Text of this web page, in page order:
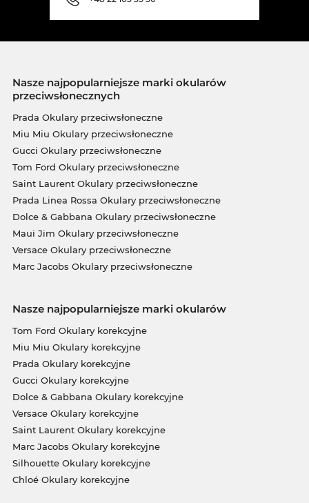
Nasze najpopularniejsze marki okularów
przeciwsłonecznych
Prada Okulary przeciwsłoneczne
Miu Miu Okulary przeciwsłoneczne
Gucci Okulary przeciwsłoneczne
Tom Ford Okulary przeciwsłoneczne
Saint Laurent Okulary przeciwsłoneczne
Prada Linea Rossa Okulary przeciwsłoneczne
Dolce & Gabbana Okulary przeciwsłoneczne
Maui Jim Okulary przeciwsłoneczne
Versace Okulary przeciwsłoneczne
Marc Jacobs Okulary przeciwsłoneczne
Nasze najpopularniejsze marki okularów
Tom Ford Okulary korekcyjne
Miu Miu Okulary korekcyjne
Prada Okulary korekcyjne
Gucci Okulary korekcyjne
Dolce & Gabbana Okulary korekcyjne
Versace Okulary korekcyjne
Saint Laurent Okulary korekcyjne
Marc Jacobs Okulary korekcyjne
Silhouette Okulary korekcyjne
Chloé Okulary korekcyjne